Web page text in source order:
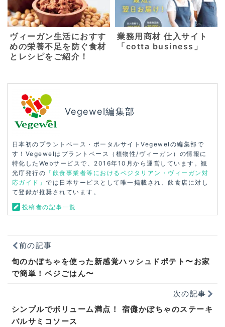
ヴィーガン生活におすす
めの栄養不足を防ぐ食材
とレシピをご紹介！
業務用商材 仕入サイト
「cotta business」
Vegewel編集部
日本初のプラントベース・ポータルサイトVegewelの編集部で
す！Vegewelはプラントベース（植物性/ヴィーガン）の情報に
特化したWebサービスで、2016年10月から運営しています。観
光庁発行の 「飲食事業者等におけるベジタリアン・ヴィーガン対
応ガイド」 では日本サービスとして唯一掲載され、飲食店に対し
て登録が推奨されています。
投稿者の記事一覧
前の記事
旬のかぼちゃを使った新感覚ハッシュドポテト〜お家
で簡単！ベジごはん〜
次の記事
シンプルでボリューム満点！ 宿儺かぼちゃのステーキ
バルサミコソース